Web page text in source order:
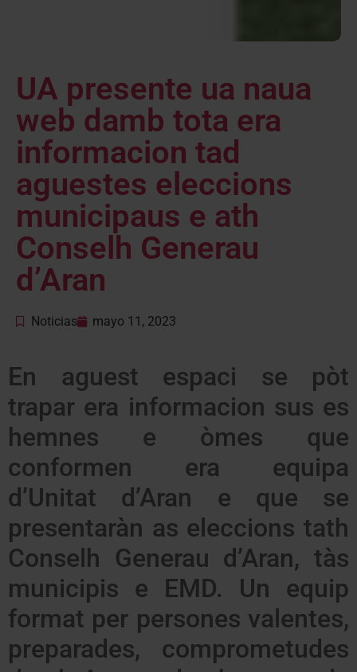
UA presente ua naua
web damb tota era
informacion tad
aguestes eleccions
municipaus e ath
Conselh Generau
d’Aran
Noticias mayo 11, 2023
En aguest espaci se pòt
trapar era informacion sus es
hemnes e òmes que
conformen era equipa
d’Unitat d’Aran e que se
presentaràn as eleccions tath
Conselh Generau d’Aran, tàs
municipis e EMD. Un equip
format per persones valentes,
preparades, comprometudes